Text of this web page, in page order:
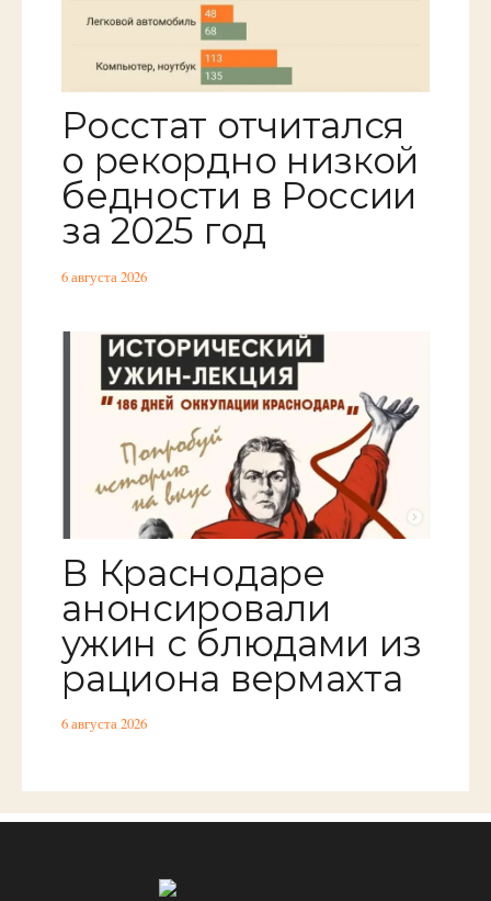
Росстат отчитался
о рекордно низкой
бедности в России
за 2025 год
6 августа 2026
В Краснодаре
анонсировали
ужин с блюдами из
рациона вермахта
6 августа 2026